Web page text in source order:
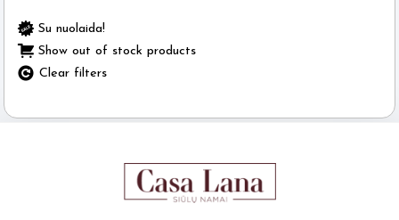
Su nuolaida!
Show out of stock products
Clear filters